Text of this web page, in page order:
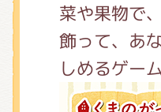
菜や果物で
飾って、あ
しめるゲー
くまのが